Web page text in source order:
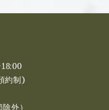
約制)
外）